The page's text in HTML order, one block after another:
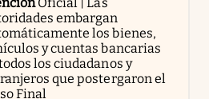
embargan
los bienes,
y cuentas bancarias
los ciudadanos y
que postergaron el
Final